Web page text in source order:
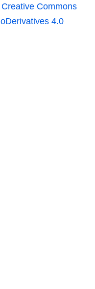
Creative Commons
4.0